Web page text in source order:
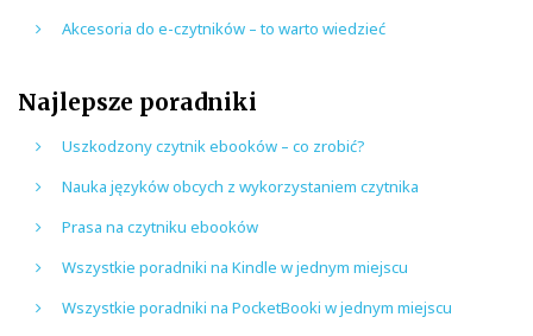
Akcesoria do e-czytników – to warto wiedzieć
Najlepsze poradniki
Uszkodzony czytnik ebooków – co zrobić?
Nauka języków obcych z wykorzystaniem czytnika
Prasa na czytniku ebooków
Wszystkie poradniki na Kindle w jednym miejscu
Wszystkie poradniki na PocketBooki w jednym miejscu